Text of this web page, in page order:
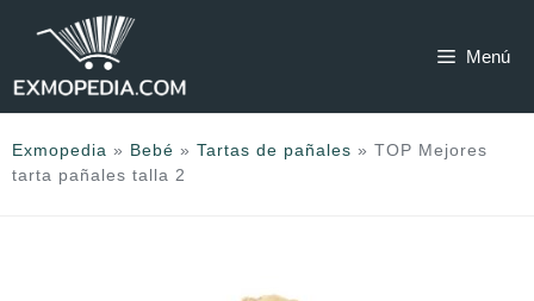
Menú
Exmopedia » Bebé » Tartas de pañales » TOP Mejores
tarta pañales talla 2